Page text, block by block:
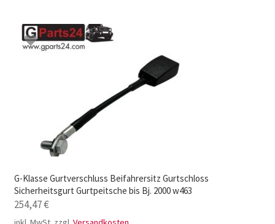
G-Klasse Gurtverschluss Beifahrersitz Gurtschloss
Sicherheitsgurt Gurtpeitsche bis Bj. 2000 w463
254,47€